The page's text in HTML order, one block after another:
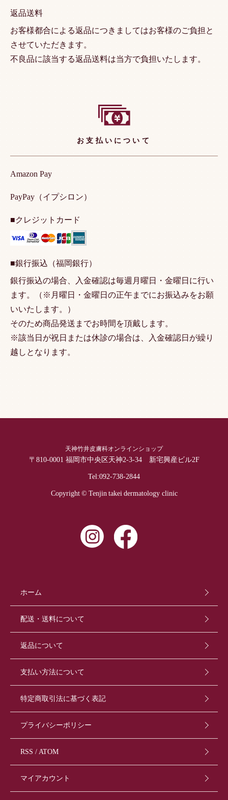
返品送料
お客様都合による返品につきましてはお客様のご負担と
させていただきます。
不良品に該当する返品送料は当方で負担いたします。
お支払いについて
Amazon Pay
PayPay（イプシロン）
■クレジットカード
■銀行振込（福岡銀行）
銀行振込の場合、入金確認は毎週月曜日・金曜日に行い
ます。（※月曜日・金曜日の正午までにお振込みをお願
いいたします。）
そのため商品発送までお時間を頂戴します。
※該当日が祝日または休診の場合は、入金確認日が繰り
越しとなります。
天神竹井皮膚科オンラインショップ
〒810-0001 福岡市中央区天神2-3-34 新宅興産ビル2F
Tel:092-738-2844
Copyright © Tenjin takei dermatology clinic
ホーム
配送・送料について
返品について
支払い方法について
特定商取引法に基づく表記
プライバシーポリシー
RSS / ATOM
マイアカウント